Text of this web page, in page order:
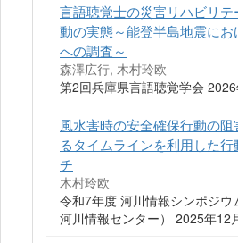
言語聴覚士の災害リハビリ
動の実態～能登半島地震に
への調査～
森澤広行, 木村玲欧
第2回兵庫県言語聴覚学会
風水害時の安全確保行動の阻
るタイムラインを利用した
チ
木村玲欧
令和7年度 河川情報シンポジウ
河川情報センター） 2025年12